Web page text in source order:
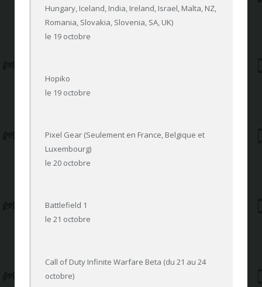
Hungary, Iceland, India, Ireland, Israel, Malta, NZ,
Romania, Slovakia, Slovenia, SA, UK)
le 19 octobre
Hopiko
le 19 octobre
Pixel Gear (Seulement en France, Belgique et
Luxembourg)
le 20 octobre
Battlefield 1
le 21 octobre
Call of Duty Infinite Warfare Beta (du 21 au 24
octobre)